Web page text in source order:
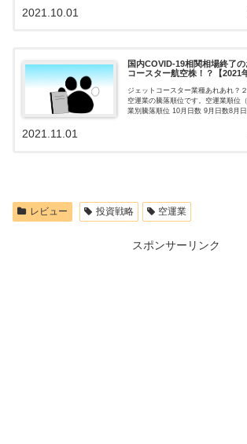
2021.10.01
国内COVID-19相関相場終了
コースター航空株！？【2021
ジェットコースター業種あれあれ？
空運業の騰落順位です。空運業順位
業別騰落順位 10月日数 9月日数8月
2021.11.01
レビュー 投資戦略 空運業
スポンサーリンク